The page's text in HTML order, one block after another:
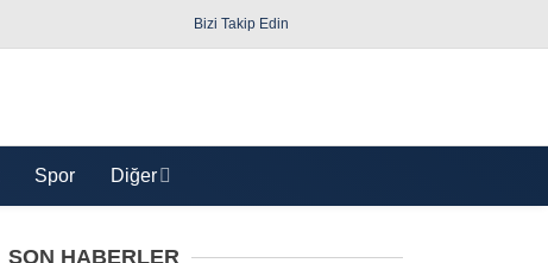
Bizi Takip Edin
Spor Diğer
SON HABERLER